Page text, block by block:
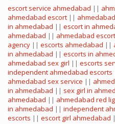
escort service ahmedabad ||
ahmedabad escort ||
in ahmedabad || escort in
ahmedabad || ahmedabad
agency || escorts ahmedabad ||
in ahmedabad || escorts in
ahmedabad sex girl || escorts
independent ahmedabad escorts
ahmedabad sex service ||
in ahmedabad || sex girl in
ahmedabad || ahmedabad red
in ahmedabad || independent
escorts || escort girl ahmedabad